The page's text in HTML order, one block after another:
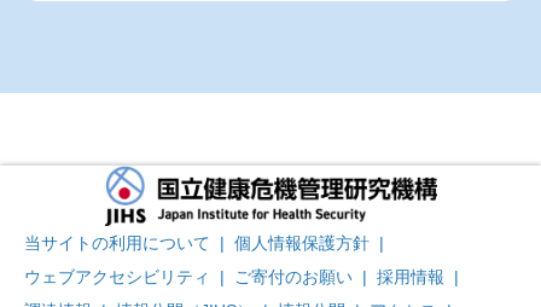
当サイトの利用について | 個人情報保護方針 |
ウェブアクセシビリティ
| ご寄付のお願い | 採用情報
|